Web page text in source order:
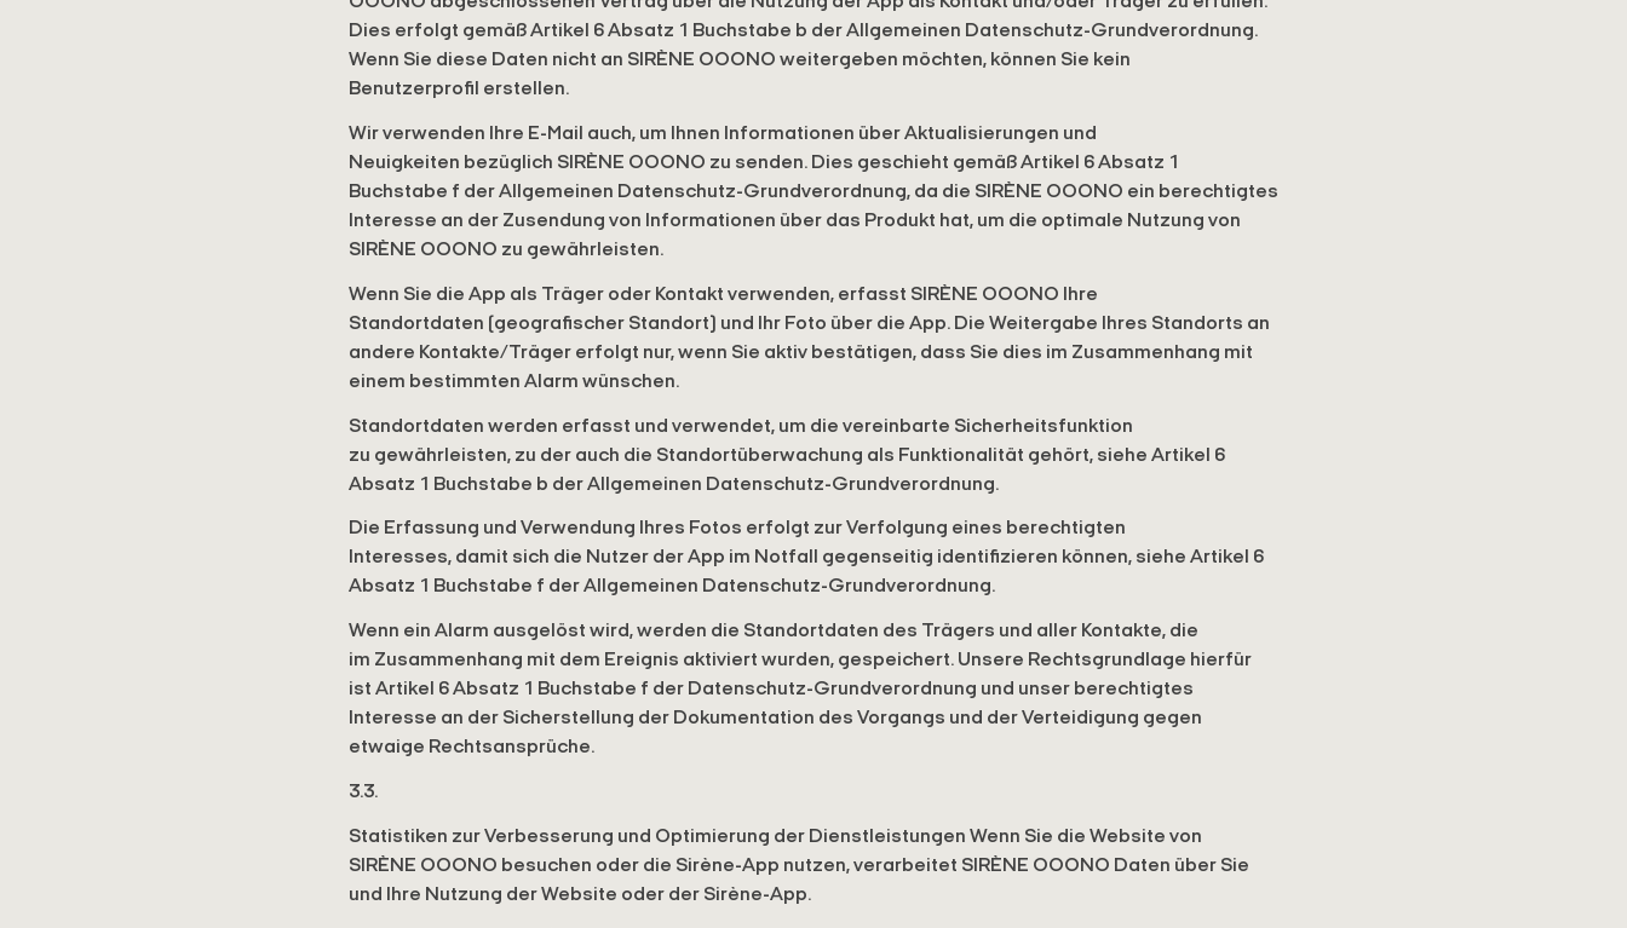
Dies erfolgt gemäß Artikel 6 Absatz 1 Buchstabe b der Allgemeinen Datenschutz-Grundverordnung.
Wenn Sie diese Daten nicht an SIRÈNE OOONO weitergeben möchten, können Sie kein
Benutzerprofil erstellen.
Wir verwenden Ihre E-Mail auch, um Ihnen Informationen über Aktualisierungen und
Neuigkeiten bezüglich SIRÈNE OOONO zu senden. Dies geschieht gemäß Artikel 6 Absatz 1
Buchstabe f der Allgemeinen Datenschutz-Grundverordnung, da die SIRÈNE OOONO ein berechtigtes
Interesse an der Zusendung von Informationen über das Produkt hat, um die optimale Nutzung von
SIRÈNE OOONO zu gewährleisten.
Wenn Sie die App als Träger oder Kontakt verwenden, erfasst SIRÈNE OOONO Ihre
Standortdaten (geografischer Standort) und Ihr Foto über die App. Die Weitergabe Ihres Standorts an
andere Kontakte/Träger erfolgt nur, wenn Sie aktiv bestätigen, dass Sie dies im Zusammenhang mit
einem bestimmten Alarm wünschen.
Standortdaten werden erfasst und verwendet, um die vereinbarte Sicherheitsfunktion
zu gewährleisten, zu der auch die Standortüberwachung als Funktionalität gehört, siehe Artikel 6
Absatz 1 Buchstabe b der Allgemeinen Datenschutz-Grundverordnung.
Die Erfassung und Verwendung Ihres Fotos erfolgt zur Verfolgung eines berechtigten
Interesses, damit sich die Nutzer der App im Notfall gegenseitig identifizieren können, siehe Artikel 6
Absatz 1 Buchstabe f der Allgemeinen Datenschutz-Grundverordnung.
Wenn ein Alarm ausgelöst wird, werden die Standortdaten des Trägers und aller Kontakte, die
im Zusammenhang mit dem Ereignis aktiviert wurden, gespeichert. Unsere Rechtsgrundlage hierfür
ist Artikel 6 Absatz 1 Buchstabe f der Datenschutz-Grundverordnung und unser berechtigtes
Interesse an der Sicherstellung der Dokumentation des Vorgangs und der Verteidigung gegen
etwaige Rechtsansprüche.
3.3.
Statistiken zur Verbesserung und Optimierung der Dienstleistungen Wenn Sie die Website von
SIRÈNE OOONO besuchen oder die Sirène-App nutzen, verarbeitet SIRÈNE OOONO Daten über Sie
und Ihre Nutzung der Website oder der Sirène-App.